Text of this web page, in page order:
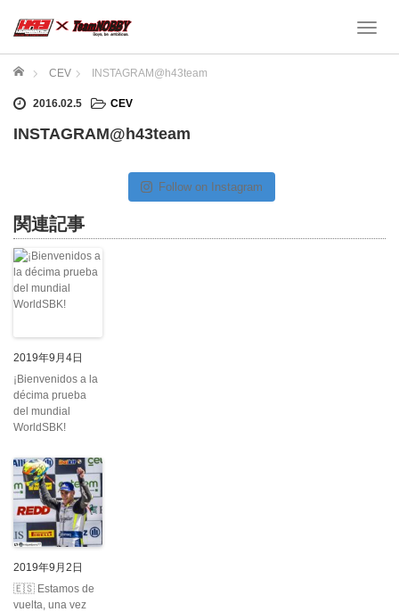
T
a
ホーム CEV INSTAGRAM@h43team
2016.02.5 CEV
INSTAGRAM@h43team
Follow on Instagram
関連記事
2019年9月4日
¡Bienvenidos a la
décima prueba
del mundial
WorldSBK!
2019年9月2日
🇪🇸 Estamos de
vuelta, una vez